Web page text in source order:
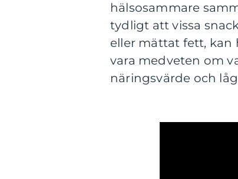
hälsosammare
tydligt att vissa
eller mättat fett, kan
vara medveten om
näringsvärde och